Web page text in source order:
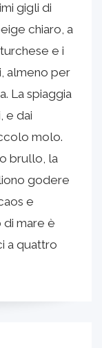
gigli di
chiaro, a
e i
almeno per
La spiaggia
e dai
molo.
brullo, la
godere
e
di mare è
a quattro